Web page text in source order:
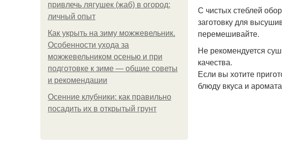
привлечь лягушек (жаб) в огород:
личный опыт
Как укрыть на зиму можжевельник.
Особенности ухода за
можжевельником осенью и при
подготовке к зиме — общие советы
и рекомендации
Осенние клубники: как правильно
посадить их в открытый грунт
С чистых стеблей
заготовку для
перемешивайте.
Не рекомендуется
качества.
Если вы хотите
блюду вкуса и